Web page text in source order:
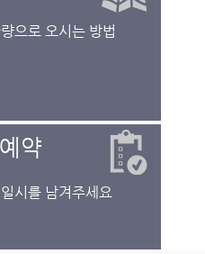
으로 오시는 방법
약
시를 남겨주세요